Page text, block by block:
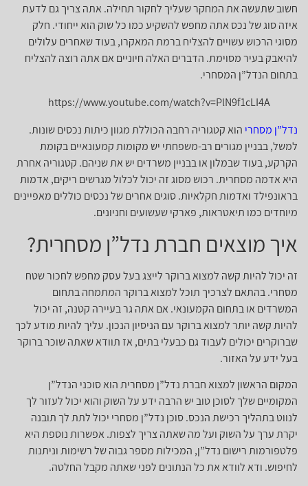
חשוב שתעשה את המחקר שעליך לחקור תחילה. אתה צריך גם לדעת
איזה סוג של נכס אתה מחפש להשקיע כמו כל שוק הוא ייחודי. חלק
מסוגי הרכוש עשויים להצליח ברמת המאקרו, בעוד שאחרים עלולים
להיאבק בעיר מסוימת. הדברים האלה חיוניים אם אתה רוצה להצליח
בתחום הנדל”ן המסחרי.
https://www.youtube.com/watch?v=PlN9f1cLI4A
נדל”ן מסחרי הוא קטגוריה רחבה הכוללת מגוון כיתות נכסים שונות.
למשל, בבניין מגורים רב-משפחתי יש מקומות קמעונאיים בקומת
הקרקע, בעוד שבמלון או בבניין משרדים יש את שניהם. קטגוריה אחרת
היא אדמה מסחרית. רכוש מסוג זה יכול לכלול מגרשים ריקים, אדמות
בראונפילד ואדמות חקלאיות. סוגים אחרים של נכסים כוללים מאפיינים
מיוחדים כמו תיאטראות, פארקי שעשועים וחניונים.
איך מוצאים חברת נדל”ן מסחרית?
זה יכול להיות קשה למצוא ברוקר לייצג בעל עסק מחפש לחכור שטח
מסחרי. בהתאם לצרכיך תוכל למצוא ברוקר המתמחה בתחום
המשרדים או בתחום הקמעונאי. אם אתה גר בעיירה קטנה, זה יכול
להיות קשה יותר למצוא ברוקר עם הניסיון הנכון. עליך להיות מודע לכך
שברוקרים יכולים לעבוד גם כבעלי בתים, אז תוודא שאתה שוכר ברוקר
בעל ידע על האזור.
המקום הראשון למצוא חברת נדל”ן מסחרית הוא סוכני הנדל”ן
המקומיים שלך לסוכן טוב יש הרבה ידע על השוק והוא יכול לעזור לך
לנווט בתהליך רכישת הנכס. סוכן נדל”ן מסחרי יכול לתת לך תובנה
יקרת ערך על השוק ועל מה שאתה צריך לצפות. אפשרות נוספת היא
פלטפורמות רישום נדל”ן, המכילות מספר גבוה של רשימות וניתנות
לחיפוש. ודא לוודא את כל הנתונים לפני שאתה מקבל החלטה.